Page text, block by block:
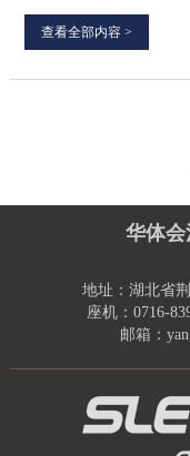
查看全部内容 >
华体会
地址：湖北省
座机：0716-
邮箱：